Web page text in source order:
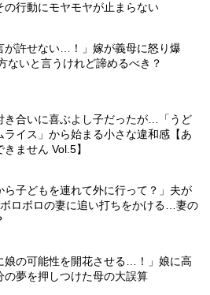
の行動にモヤモヤが止まらない
が許せない…！」嫁が義母に怒り爆
ないと言うけれど諦めるべき？
き合いに喜ぶよし子だったが…「うど
ライス」から始まる小さな違和感【あ
ません Vol.5】
ら子どもを連れて外に行って？」夫が
ロボロの妻に追い打ちをかける…妻の
娘の可能性を開花させる…！」娘に高
の夢を押しつけた母の大誤算